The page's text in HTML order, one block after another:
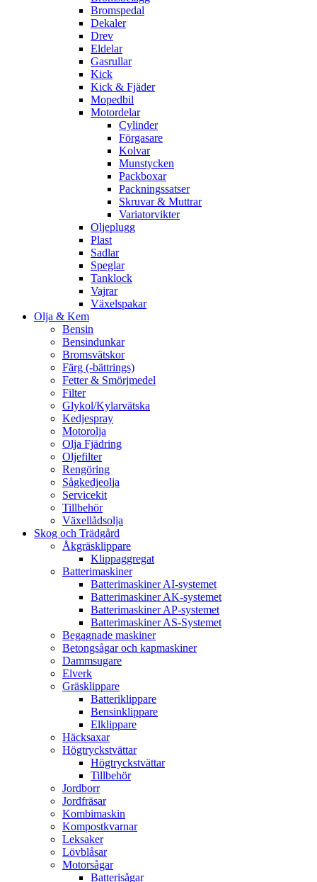
Bromspedal
Dekaler
Drev
Eldelar
Gasrullar
Kick
Kick & Fjäder
Mopedbil
Motordelar
Cylinder
Förgasare
Kolvar
Munstycken
Packboxar
Packningssatser
Skruvar & Muttrar
Variatorvikter
Oljeplugg
Plast
Sadlar
Speglar
Tanklock
Vajrar
Växelspakar
Olja & Kem
Bensin
Bensindunkar
Bromsvätskor
Färg (-bättrings)
Fetter & Smörjmedel
Filter
Glykol/Kylarvätska
Kedjespray
Motorolja
Olja Fjädring
Oljefilter
Rengöring
Sågkedjeolja
Servicekit
Tillbehör
Växellådsolja
Skog och Trädgård
Åkgräsklippare
Klippaggregat
Batterimaskiner
Batterimaskiner AI-systemet
Batterimaskiner AK-systemet
Batterimaskiner AP-systemet
Batterimaskiner AS-Systemet
Begagnade maskiner
Betongsågar och kapmaskiner
Dammsugare
Elverk
Gräsklippare
Batteriklippare
Bensinklippare
Elklippare
Häcksaxar
Högtryckstvättar
Högtryckstvättar
Tillbehör
Jordborr
Jordfräsar
Kombimaskin
Kompostkvarnar
Leksaker
Lövblåsar
Motorsågar
Batterisågar